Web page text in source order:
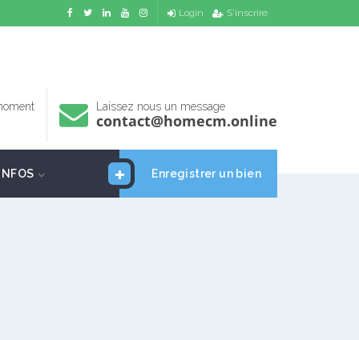
Login S'inscrire
Laissez nous un message
contact@homecm.online
Enregistrer un bien
INFOS